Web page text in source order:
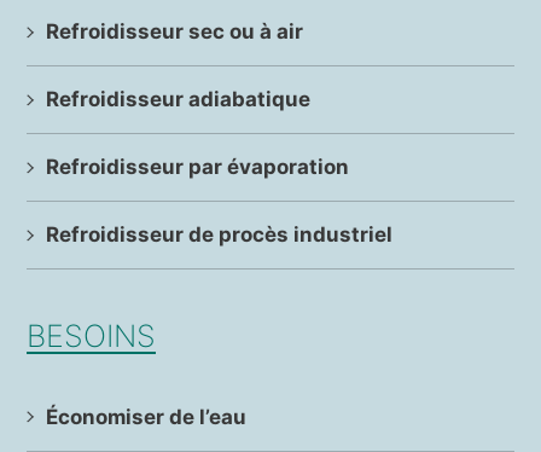
Refroidisseur sec ou à air
Refroidisseur adiabatique
Refroidisseur par évaporation
Refroidisseur de procès industriel
BESOINS
Économiser de l’eau